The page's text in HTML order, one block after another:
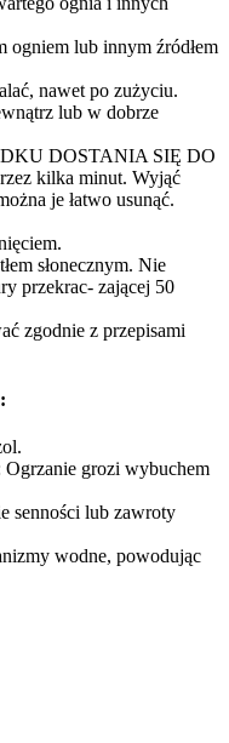
ogniem lub innym źródłem
nawet po zużyciu.
lub w dobrze
DOSTANIA SIĘ DO
kilka minut. Wyjąć
je łatwo usunąć.
słonecznym. Nie
przekrac- zającej 50
zgodnie z przepisami
grozi wybuchem
senności lub zawroty
wodne, powodując